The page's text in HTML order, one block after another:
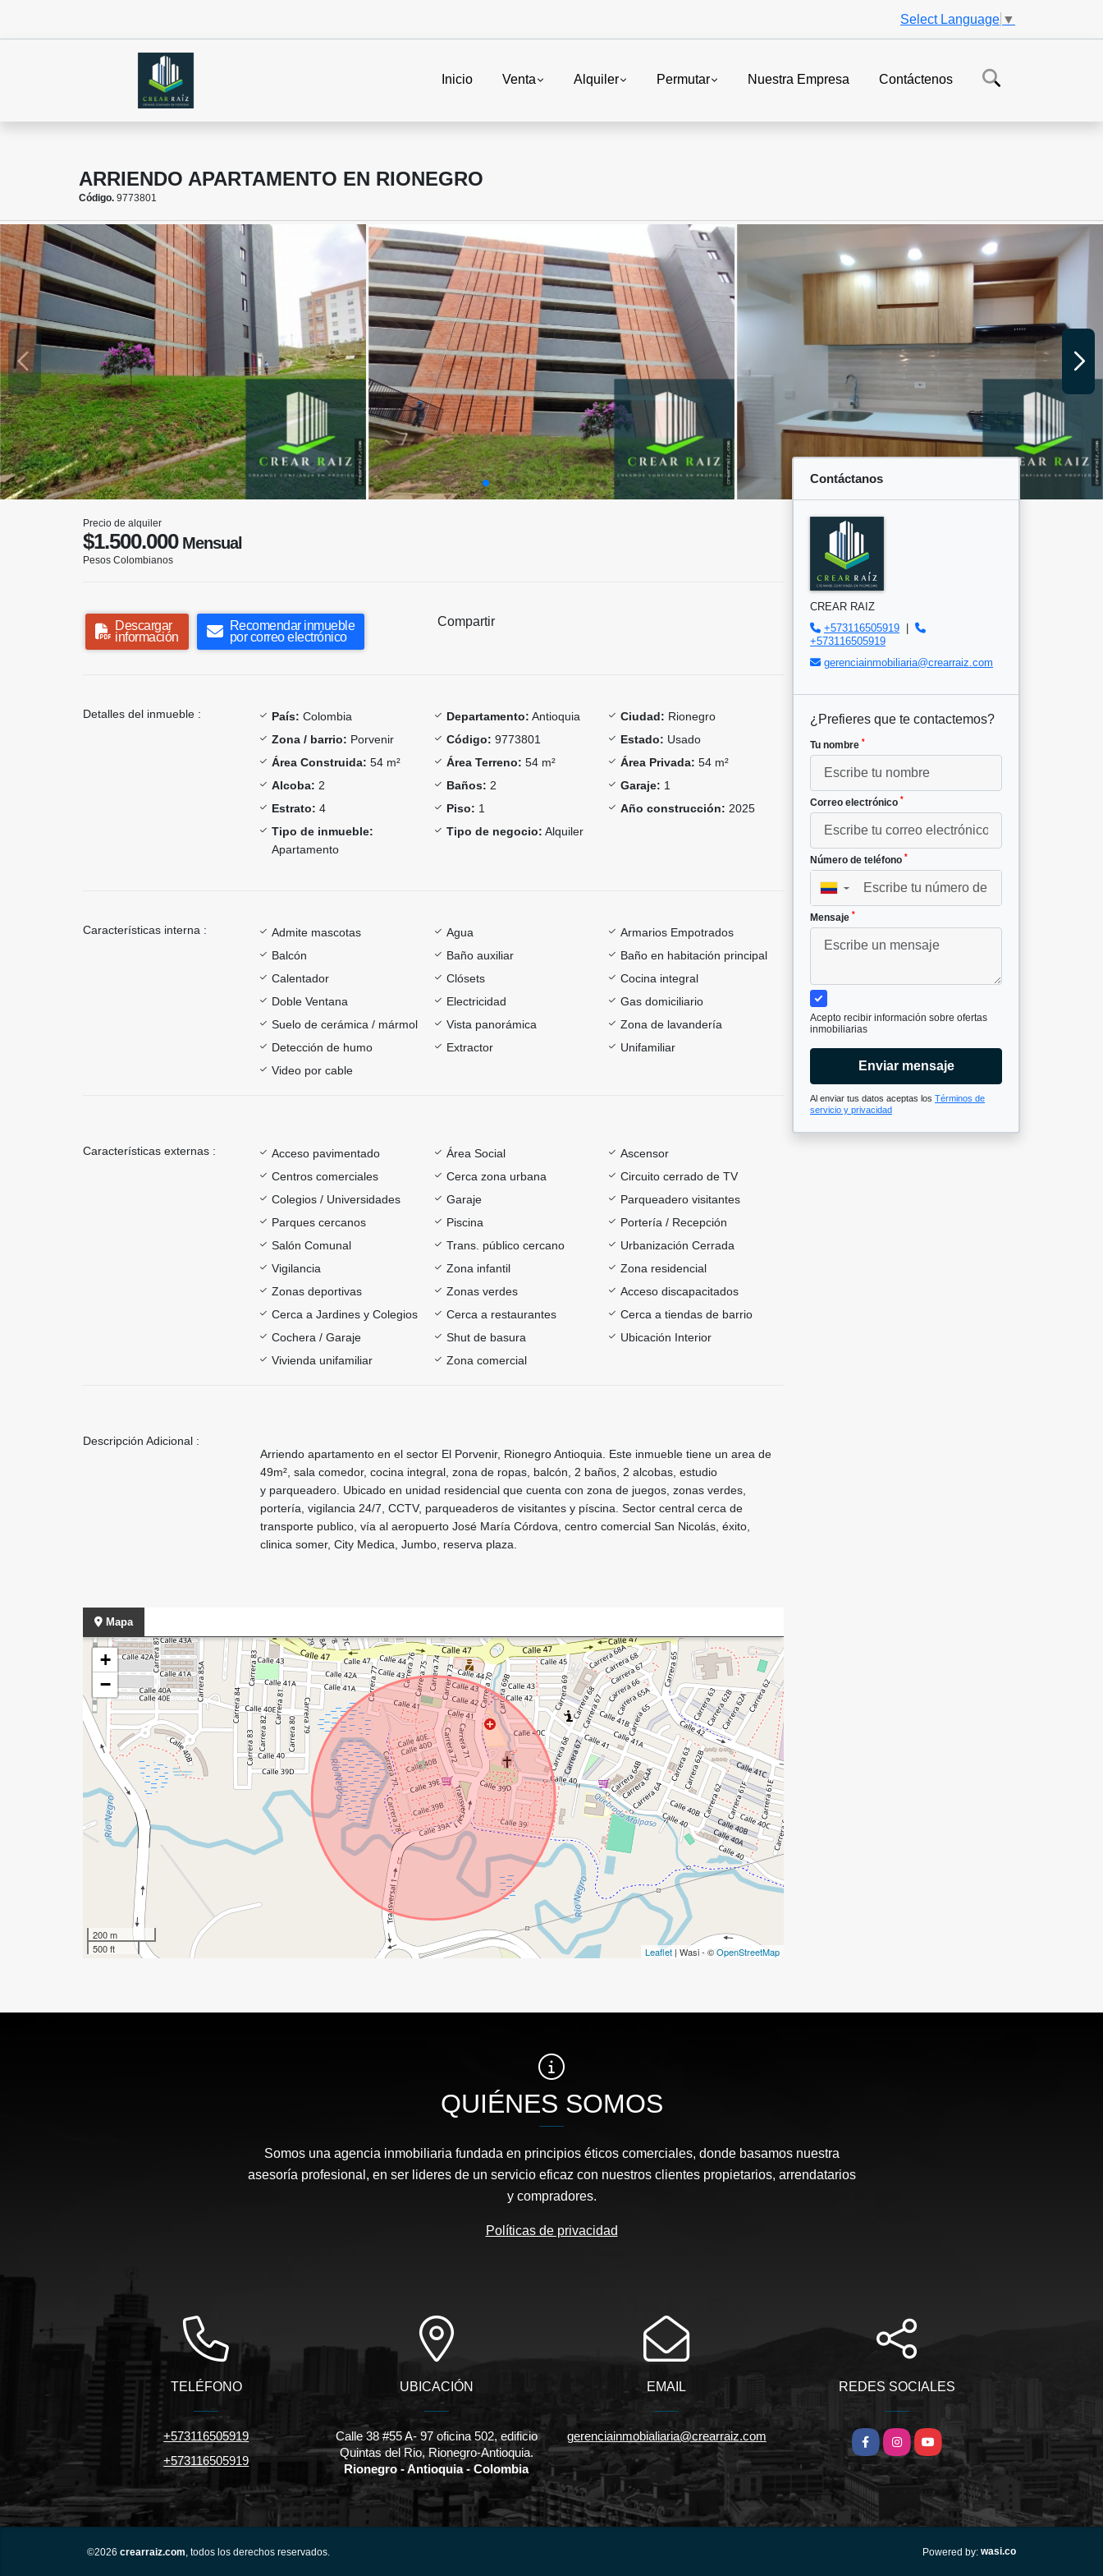
Select Language ▼
Inicio Venta Alquiler Permutar Nuestra Empresa Contáctenos
ARRIENDO APARTAMENTO EN RIONEGRO
Código. 9773801
Precio de alquiler
$1.500.000Mensual
Pesos Colombianos
Descargar
información
Recomendar inmueble
por correo electrónico
Compartir
Detalles del inmueble : País: Colombia Departamento: Antioquia Ciudad: Rionegro
Zona / barrio: Porvenir Código: 9773801 Estado: Usado
Área Construida: 54 m² Área Terreno: 54 m² Área Privada: 54 m²
Alcoba: 2 Baños: 2 Garaje: 1
Estrato: 4 Piso: 1 Año construcción: 2025
Tipo de inmueble:
Apartamento
Tipo de negocio: Alquiler
Características interna : Admite mascotas Agua
Armarios Empotrados
Balcón
Baño auxiliar
Baño en habitación principal
Calentador
Clósets
Cocina integral
Doble Ventana
Electricidad
Gas domiciliario
Suelo de cerámica / mármol
Vista panorámica
Zona de lavandería
Detección de humo
Extractor
Unifamiliar
Video por cable
Características externas : Acceso pavimentado Área Social
Ascensor
Centros comerciales
Cerca zona urbana
Circuito cerrado de TV
Colegios / Universidades
Garaje
Parqueadero visitantes
Parques cercanos
Piscina
Portería / Recepción
Salón Comunal
Trans. público cercano
Urbanización Cerrada
Vigilancia
Zona infantil
Zona residencial
Zonas deportivas
Zonas verdes
Acceso discapacitados
Cerca a Jardines y Colegios
Cerca a restaurantes
Cerca a tiendas de barrio
Cochera / Garaje
Shut de basura
Ubicación Interior
Vivienda unifamiliar
Zona comercial
Descripción Adicional :
Arriendo apartamento en el sector El Porvenir, Rionegro Antioquia. Este inmueble tiene un area de
49m², sala comedor, cocina integral, zona de ropas, balcón, 2 baños, 2 alcobas, estudio
y parqueadero. Ubicado en unidad residencial que cuenta con zona de juegos, zonas verdes,
portería, vigilancia 24/7, CCTV, parqueaderos de visitantes y píscina. Sector central cerca de
transporte publico, vía al aeropuerto José María Córdova, centro comercial San Nicolás, éxito,
clinica somer, City Medica, Jumbo, reserva plaza.
Mapa
+
−
200 m
500 ft
Leaflet | Wasi - ©OpenStreetMap
Contáctanos
CREAR RAIZ
+573116505919 |
+573116505919
gerenciainmobiliaria@crearraiz.com
¿Prefieres que te contactemos?
Tu nombre *
Correo electrónico *
Número de teléfono *
▼
Mensaje *
Acepto recibir información sobre ofertas
inmobiliarias
Enviar mensaje
Al enviar tus datos aceptas los Términos de
servicio y privacidad
QUIÉNES SOMOS
Somos una agencia inmobiliaria fundada en principios éticos comerciales, donde basamos nuestra
asesoría profesional, en ser lideres de un servicio eficaz con nuestros clientes propietarios, arrendatarios
y compradores.
Políticas de privacidad
TELÉFONO
+573116505919
+573116505919
UBICACIÓN
Calle 38 #55 A- 97 oficina 502, edificio
Quintas del Rio, Rionegro-Antioquia.
Rionegro - Antioquia - Colombia
EMAIL
gerenciainmobialiaria@crearraiz.com
REDES SOCIALES
FacebookInstagramYouTube
©2026 crearraiz.com , todos los derechos reservados. Powered by: wasi.co